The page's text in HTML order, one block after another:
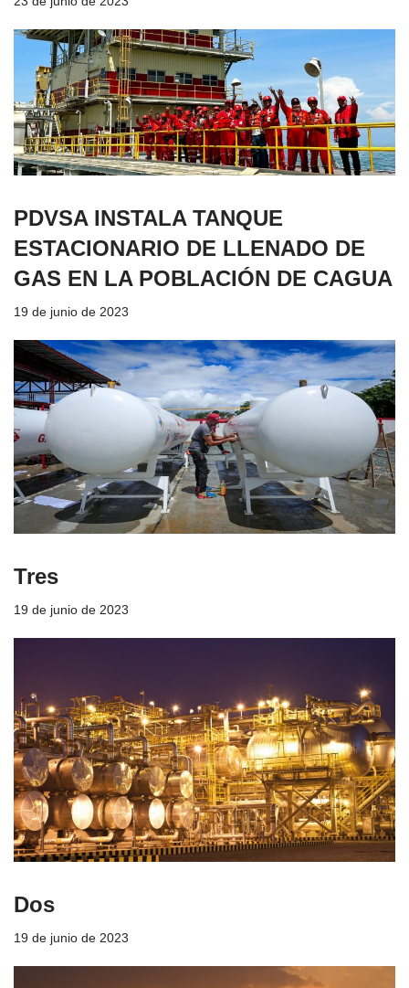
PDVSA INSTALA TANQUE
ESTACIONARIO DE LLENADO DE
GAS EN LA POBLACIÓN DE CAGUA
19 de junio de 2023
Tres
19 de junio de 2023
Dos
19 de junio de 2023